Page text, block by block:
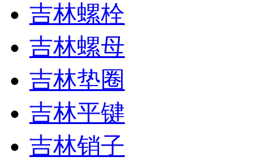
吉林螺栓
吉林螺母
吉林垫圈
吉林平键
吉林销子